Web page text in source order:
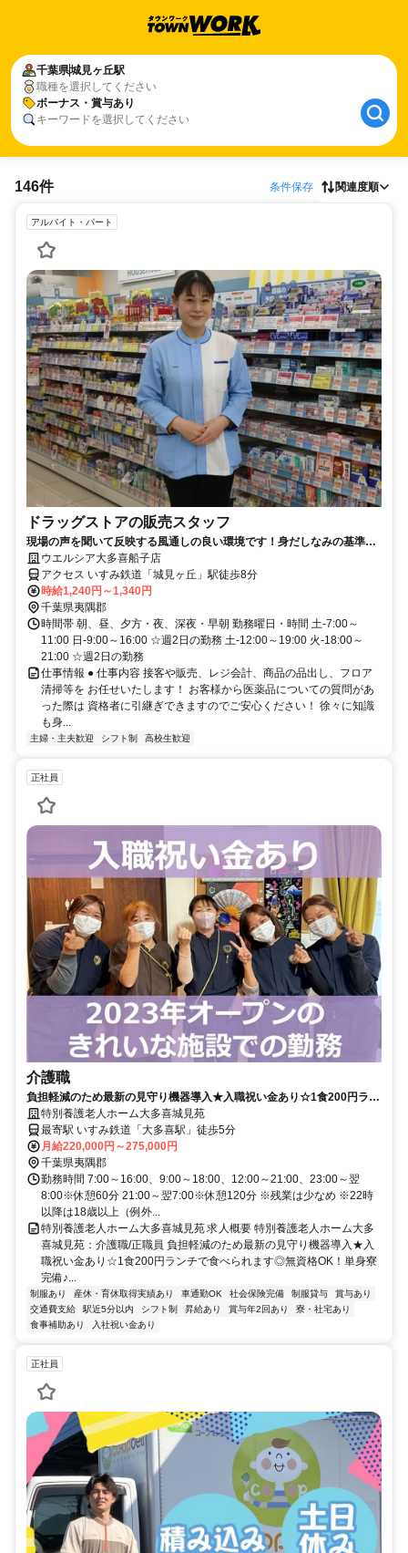
千葉県城見ヶ丘駅
職種を選択してください
ボーナス・賞与あり
キーワードを選択してください
146件 条件保存 関連度順
アルバイト・パート
ドラッグストアの販売スタッフ
現場の声を聞いて反映する風通しの良い環境です！身だしなみの基準を
大幅に緩和しました！
ウエルシア大多喜船子店
アクセス いすみ鉄道「城見ヶ丘」駅徒歩8分
時給1,240円～1,340円
千葉県夷隅郡
時間帯 朝、昼、夕方・夜、深夜・早朝 勤務曜日・時間 土-7:00～
11:00 日-9:00～16:00 ☆週2日の勤務 土-12:00～19:00 火-18:00～
21:00 ☆週2日の勤務
仕事情報 ● 仕事内容 接客や販売、レジ会計、商品の品出し、フロア
清掃等を お任せいたします！ お客様から医薬品についての質問があ
った際は 資格者に引継ぎできますのでご安心ください！ 徐々に知識
も身...
主婦・主夫歓迎 シフト制 高校生歓迎
正社員
介護職
負担軽減のため最新の見守り機器導入★入職祝い金あり☆1食200円ラン
チで食べられます◎無資格OK！単身寮完備♪駅徒歩5分♪マイカー通勤
OK！【夷隅郡、大多喜駅、特養、介護職、正職員】※採用強化中
特別養護老人ホーム大多喜城見苑
最寄駅 いすみ鉄道「大多喜駅」徒歩5分
月給220,000円～275,000円
千葉県夷隅郡
勤務時間 7:00～16:00、9:00～18:00、12:00～21:00、23:00～翌
8:00※休憩60分 21:00～翌7:00※休憩120分 ※残業は少なめ ※22時
以降は18歳以上（例外...
特別養護老人ホーム大多喜城見苑 求人概要 特別養護老人ホーム大多
喜城見苑：介護職/正職員 負担軽減のため最新の見守り機器導入★入
職祝い金あり☆1食200円ランチで食べられます◎無資格OK！単身寮
完備♪...
制服あり 産休・育休取得実績あり 車通勤OK 社会保険完備 制服貸与
賞与あり
交通費支給
駅近5分以内 シフト制 昇給あり 賞与年2回あり
寮・社宅あり
食事補助あり
入社祝い金あり
正社員